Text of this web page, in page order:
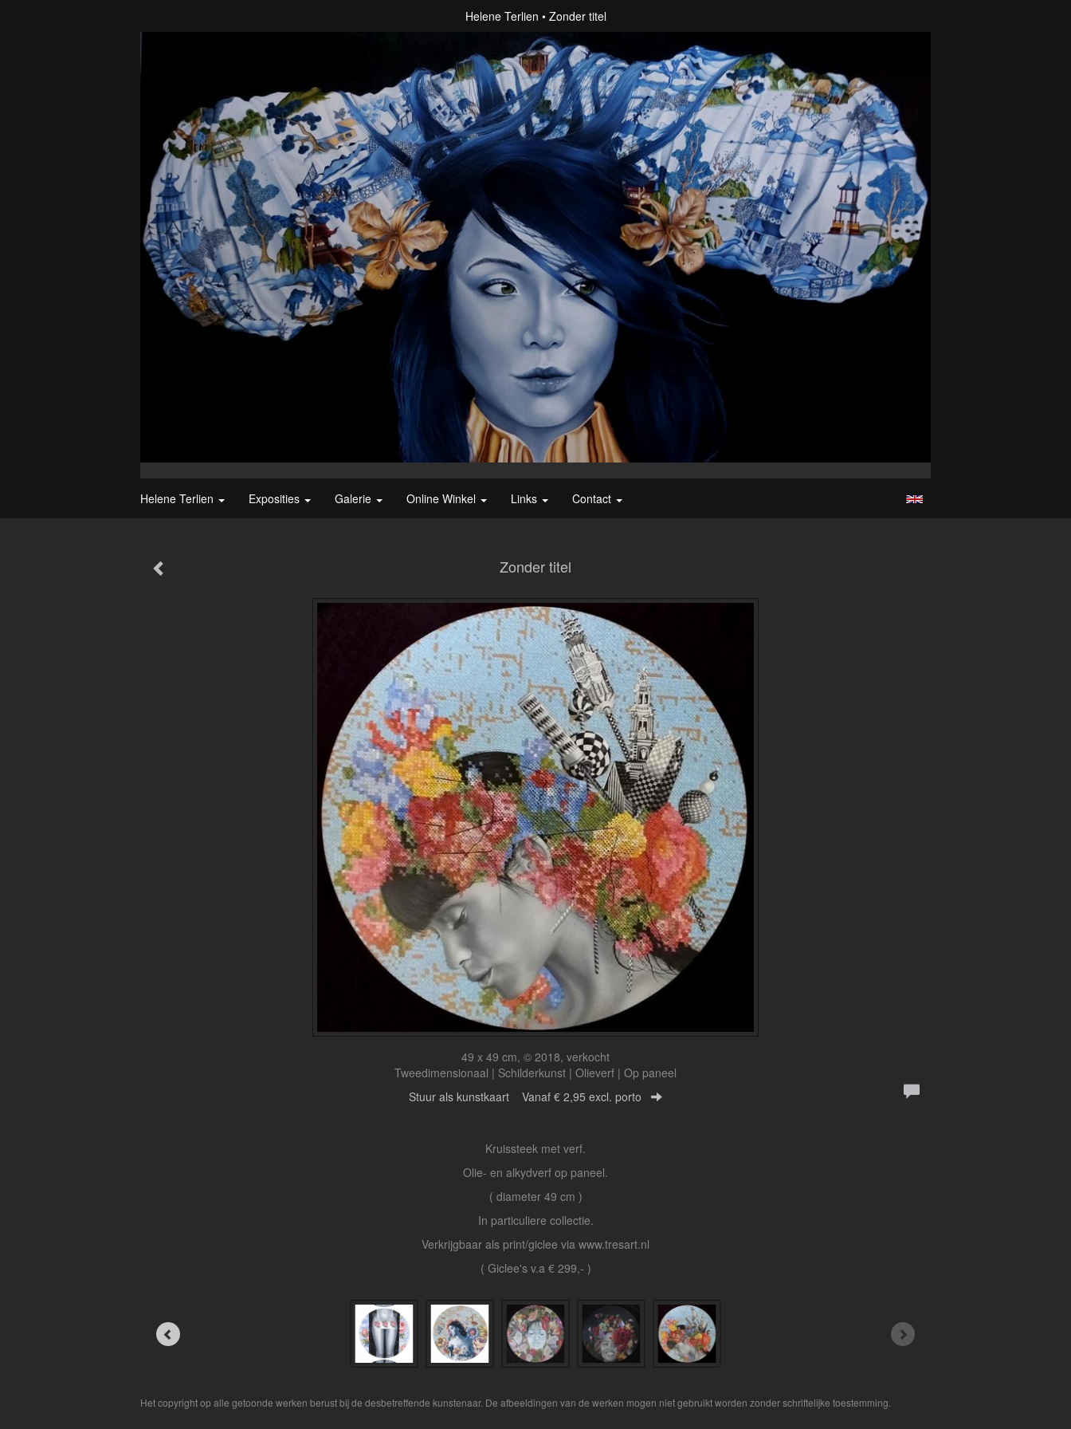
Helene Terlien Zonder titel
Helene Terlien Exposities Galerie Online Winkel Links Contact
Zonder titel
49 x 49 cm, © 2018, verkocht
Tweedimensionaal | Schilderkunst | Olieverf | Op paneel
Stuur als kunstkaart Vanaf € 2,95 excl. porto
Kruissteek met verf.
Olie- en alkydverf op paneel.
( diameter 49 cm )
In particuliere collectie.
Verkrijgbaar als print/giclee via www.tresart.nl
( Giclee's v.a € 299,- )
Het copyright op alle getoonde werken berust bij de desbetreffende kunstenaar. De afbeeldingen van de werken mogen niet gebruikt worden zonder schriftelijke toestemming.